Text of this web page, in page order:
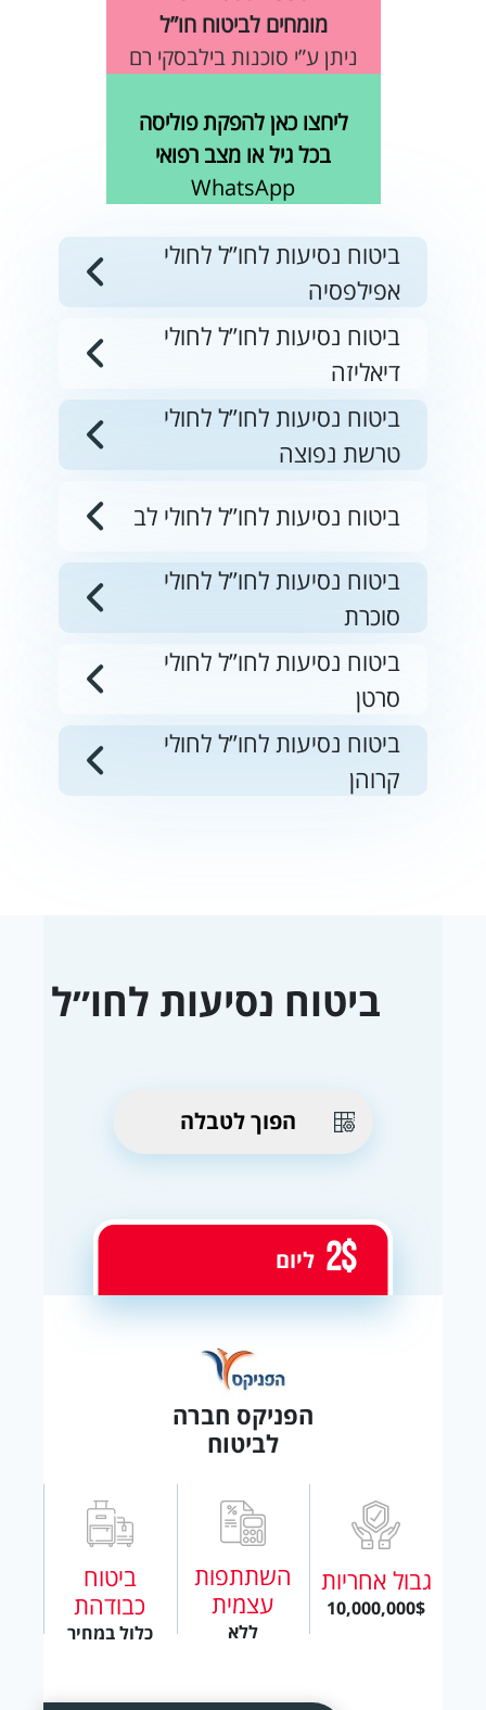
ביטוח נסיעות לחו”ל לחולי
אפילפסיה
ביטוח נסיעות לחו”ל לחולי
דיאליזה
ביטוח נסיעות לחו”ל לחולי
טרשת נפוצה
ביטוח נסיעות לחו”ל לחולי לב
ביטוח נסיעות לחו”ל לחולי
סוכרת
ביטוח נסיעות לחו”ל לחולי
סרטן
ביטוח נסיעות לחו”ל לחולי
קרוהן
מומחים לביטוח חו”ל
ניתן ע”י סוכנות בילבסקי רם
ליחצו כאן להפקת פוליסה
בכל גיל או מצב רפואי
WhatsApp
הפוך לטבלה
ביטוח נסיעות לחו״ל
הפניקס חברה
לביטוח
גבול אחריות
10,000,000$
השתתפות
עצמית
ללא
ביטוח
כבודהת
כלול במחיר
2$ ליום